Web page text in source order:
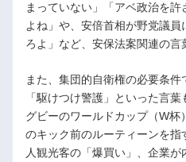
まっていない」「アベ政治を
よね」や、安倍首相が野党議
ろよ」など、安保法案関連の言
また、集団的自衛権の必要条
「駆けつけ警護」といった言
グビーのワールドカップ（W
のキック前のルーティーンを指
人観光客の「爆買い」、企業